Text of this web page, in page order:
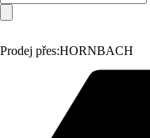
Prodej přes:HORNBACH